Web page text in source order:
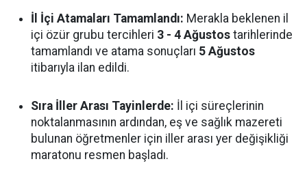
İl İçi Atamaları Tamamlandı: Merakla beklenen il
içi özür grubu tercihleri 3 - 4 Ağustos tarihlerinde
tamamlandı ve atama sonuçları 5 Ağustos
itibarıyla ilan edildi.
Sıra İller Arası Tayinlerde: İl içi süreçlerinin
noktalanmasının ardından, eş ve sağlık mazereti
bulunan öğretmenler için iller arası yer değişikliği
maratonu resmen başladı.